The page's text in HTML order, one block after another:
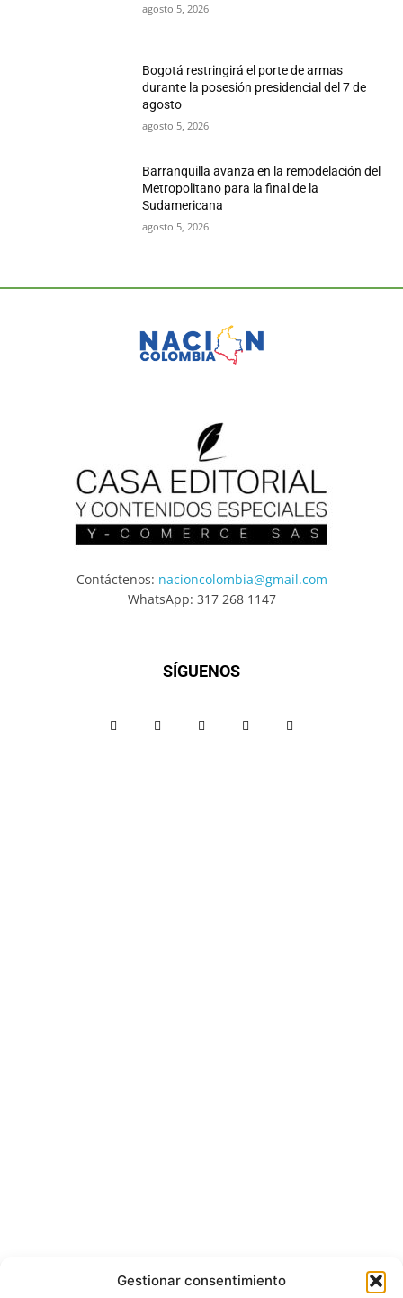
Gestionar consentimiento
agosto 5, 2026
Bogotá restringirá el porte de armas
durante la posesión presidencial del 7 de
agosto
agosto 5, 2026
Barranquilla avanza en la remodelación del
Metropolitano para la final de la
Sudamericana
agosto 5, 2026
Contáctenos: nacioncolombia@gmail.com
WhatsApp: 317 268 1147
SÍGUENOS